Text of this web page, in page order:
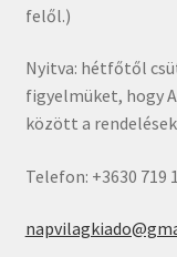
felől.)
Nyitva: hétfőtől
figyelmüket, hogy
között a
Telefon: +3630 719